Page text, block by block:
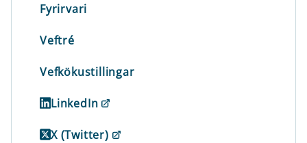
Fyrirvari
Veftré
Vefkökustillingar
LinkedIn
X (Twitter)